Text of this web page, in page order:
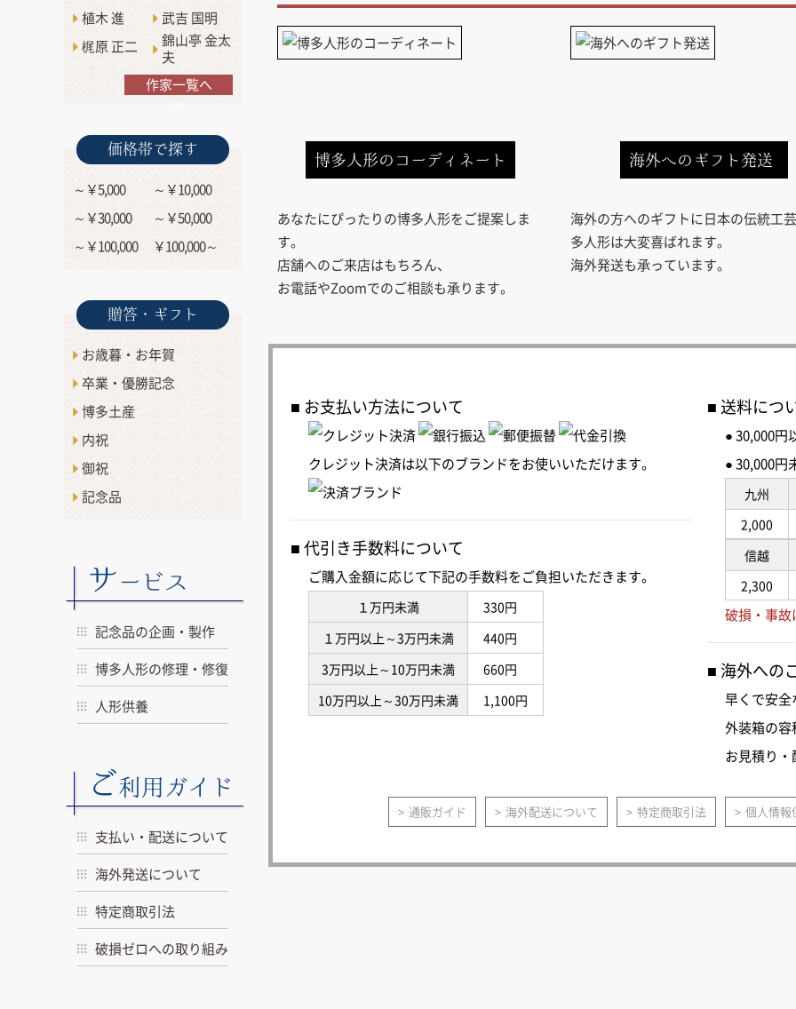
博多人形のコーディネート
あなたにぴったりの博多人形をご提案しま
す。
店舗へのご来店はもちろん、
お電話やZoomでのご相談も承ります。
海外へのギフト発送
海外の方へのギフトに日本の伝統工
多人形は大変喜ばれます。
海外発送も承っています。
お支払い方法について
クレジット決済は以下のブランドをお使いいただけます。
代引き手数料について
ご購入金額に応じて下記の手数料をご負担いただきます。
１万円未満
330円
１万円以上～3万円未満
440円
3万円以上～10万円未満
660円
10万円以上～30万円未満
1,100円
送料につ
● 30,000円
● 30,000円
九州
2,000
信越
2,300
破損・事故
海外への
早くで安全
外装箱の容
お見積り・
通販ガイド 海外配送について 特定商取引法 個人情報
植木 進
武吉 国明
梶原 正二
錦山亭 金太
夫
作家一覧へ
価格帯で探す
～￥5,000
～￥10,000
～￥30,000
～￥50,000
～￥100,000
￥100,000～
贈答・ギフト
お歳暮・お年賀
卒業・優勝記念
博多土産
内祝
御祝
記念品
サービス
記念品の企画・製作
博多人形の修理・修復
人形供養
ご利用ガイド
支払い・配送について
海外発送について
特定商取引法
破損ゼロへの取り組み